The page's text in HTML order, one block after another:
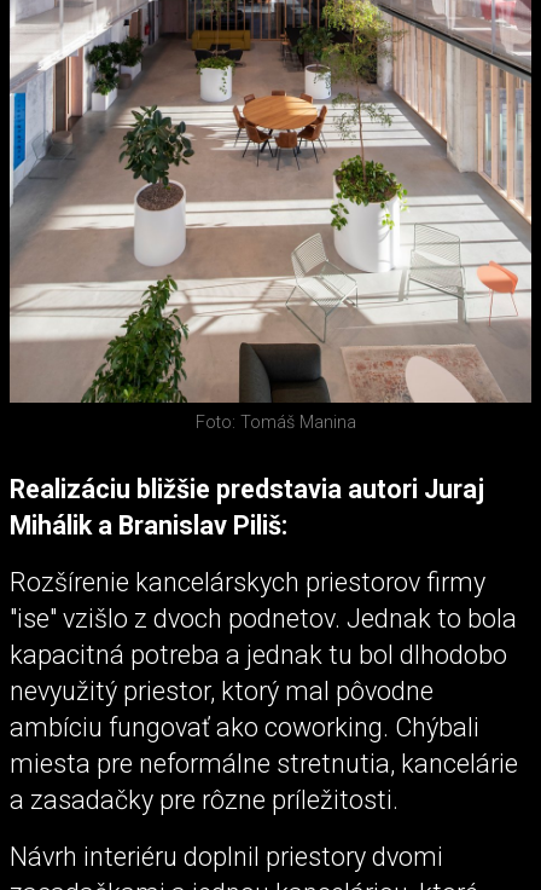
Foto: Tomáš Manina
Realizáciu bližšie predstavia autori Juraj
Mihálik a Branislav Piliš:
Rozšírenie kancelárskych priestorov firmy
"ise" vzišlo z dvoch podnetov. Jednak to bola
kapacitná potreba a jednak tu bol dlhodobo
nevyužitý priestor, ktorý mal pôvodne
ambíciu fungovať ako coworking. Chýbali
miesta pre neformálne stretnutia, kancelárie
a zasadačky pre rôzne príležitosti.
Návrh interiéru doplnil priestory dvomi